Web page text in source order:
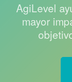
AgiLevel
mayor